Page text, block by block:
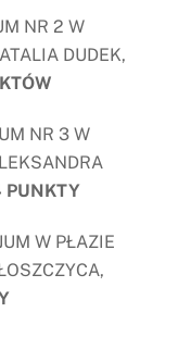
NR 2 W
DUDEK,
NR 3 W
PUNKTY
W PŁAZIE